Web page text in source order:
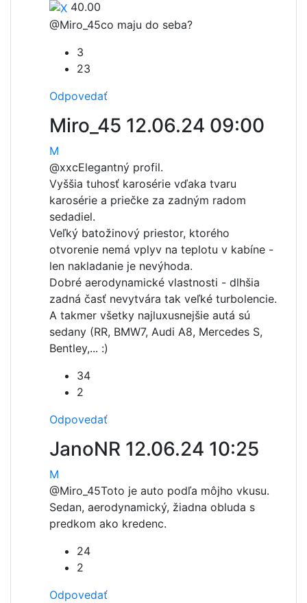
40.00
@Miro_45co maju do seba?
3
23
Odpovedať
Miro_45 12.06.24 09:00
M
@xxcElegantný profil.
Vyššia tuhosť karosérie vďaka tvaru
karosérie a priečke za zadným radom
sedadiel.
Veľký batožinový priestor, ktorého
otvorenie nemá vplyv na teplotu v kabíne -
len nakladanie je nevýhoda.
Dobré aerodynamické vlastnosti - dlhšia
zadná časť nevytvára tak veľké turbolencie.
A takmer všetky najluxusnejšie autá sú
sedany (RR, BMW7, Audi A8, Mercedes S,
Bentley,... :)
34
2
Odpovedať
JanoNR 12.06.24 10:25
M
@Miro_45Toto je auto podľa môjho vkusu.
Sedan, aerodynamický, žiadna obluda s
predkom ako kredenc.
24
2
Odpovedať